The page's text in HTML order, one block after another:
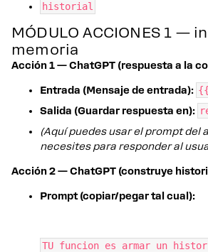
historial
MÓDULO ACCIONES 1 —
memoria
Acción 1 — ChatGPT (respuesta a la
Entrada (Mensaje de entrada):
Salida (Guardar respuesta en):
(Aquí puedes usar el prompt del
necesites para responder al
Acción 2 — ChatGPT (construye
Prompt (copiar/pegar tal cual):
TU funcion es armar un